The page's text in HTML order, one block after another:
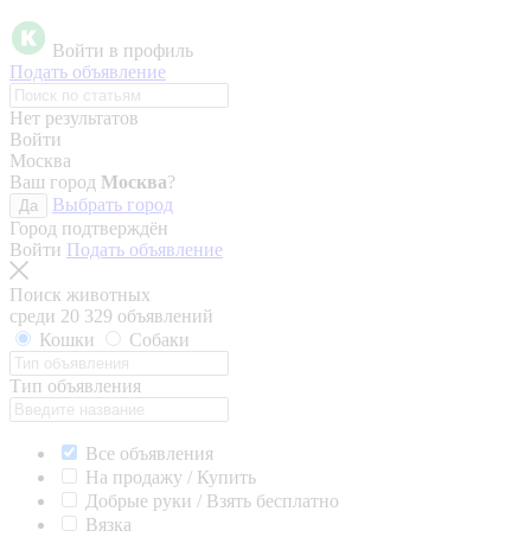
Войти в профиль
Подать объявление
Нет результатов
Войти
Москва
Ваш город Москва?
Да
Выбрать город
Город подтверждён
Войти Подать объявление
Поиск животных
среди 20 329 объявлений
Кошки
Собаки
Тип объявления
Все объявления
На продажу / Купить
Добрые руки / Взять бесплатно
Вязка